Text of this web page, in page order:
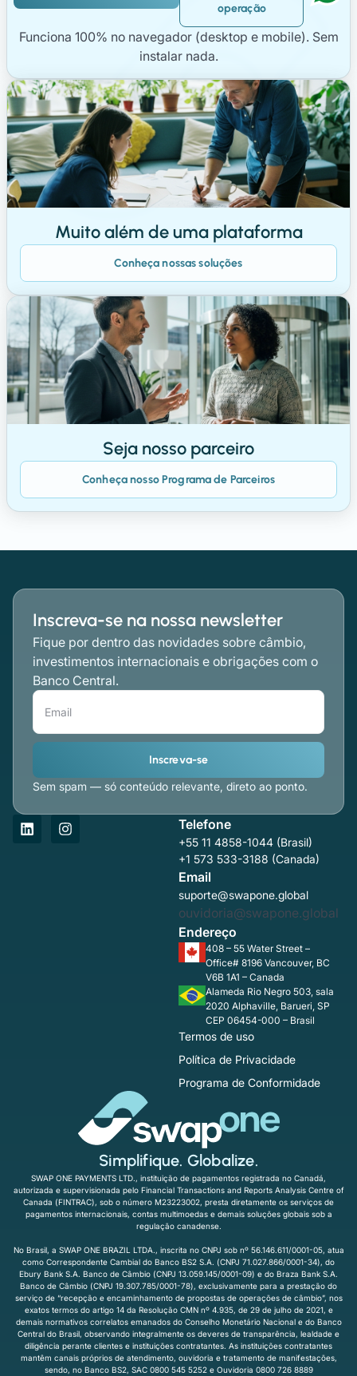
operação
Funciona 100% no navegador (desktop e mobile). Sem
instalar nada.
Muito além de uma plataforma
Conheça nossas soluções
Seja nosso parceiro
Conheça nosso Programa de Parceiros
Inscreva-se na nossa newsletter
Fique por dentro das novidades sobre câmbio,
investimentos internacionais e obrigações com o
Banco Central.
Inscreva-se
Sem spam — só conteúdo relevante, direto ao ponto.
Simplifique. Globalize.
SWAP ONE PAYMENTS LTD., instituição de pagamentos registrada no Canadá,
autorizada e supervisionada pelo Financial Transactions and Reports Analysis Centre of
Canada (FINTRAC), sob o número M23223002, presta diretamente os serviços de
pagamentos internacionais, contas multimoedas e demais soluções globais sob a
regulação canadense.
No Brasil, a SWAP ONE BRAZIL LTDA., inscrita no CNPJ sob nº 56.146.611/0001-05, atua
como Correspondente Cambial do Banco BS2 S.A. (CNPJ 71.027.866/0001-34), do
Ebury Bank S.A. Banco de Câmbio (CNPJ 13.059.145/0001-09) e do Braza Bank S.A.
Banco de Câmbio (CNPJ 19.307.785/0001-78), exclusivamente para a prestação do
serviço de “recepção e encaminhamento de propostas de operações de câmbio”, nos
exatos termos do artigo 14 da Resolução CMN nº 4.935, de 29 de julho de 2021, e
demais normativos correlatos emanados do Conselho Monetário Nacional e do Banco
Central do Brasil, observando integralmente os deveres de transparência, lealdade e
diligência perante clientes e instituições contratantes. As instituições contratantes
mantêm canais próprios de atendimento, ouvidoria e tratamento de manifestações,
sendo, no Banco BS2, SAC 0800 545 5252 e Ouvidoria 0800 726 8889
Telefone
+55 11 4858-1044 (Brasil)
+1 573 533-3188 (Canada)
Email
suporte@swapone.global
ouvidoria@swapone.global
Endereço
408 – 55 Water Street –
Office# 8196 Vancouver, BC
V6B 1A1 – Canada
Alameda Rio Negro 503, sala
2020 Alphaville, Barueri, SP
CEP 06454-000 – Brasil
Termos de uso
Política de Privacidade
Programa de Conformidade